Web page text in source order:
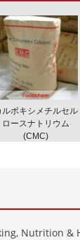
ルボキシメチルセル
ロースナトリウム
(CMC)